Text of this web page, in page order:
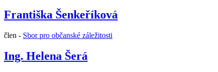
Františka Šenkeříková
člen - Sbor pro občanské záležitosti
Ing. Helena Šerá